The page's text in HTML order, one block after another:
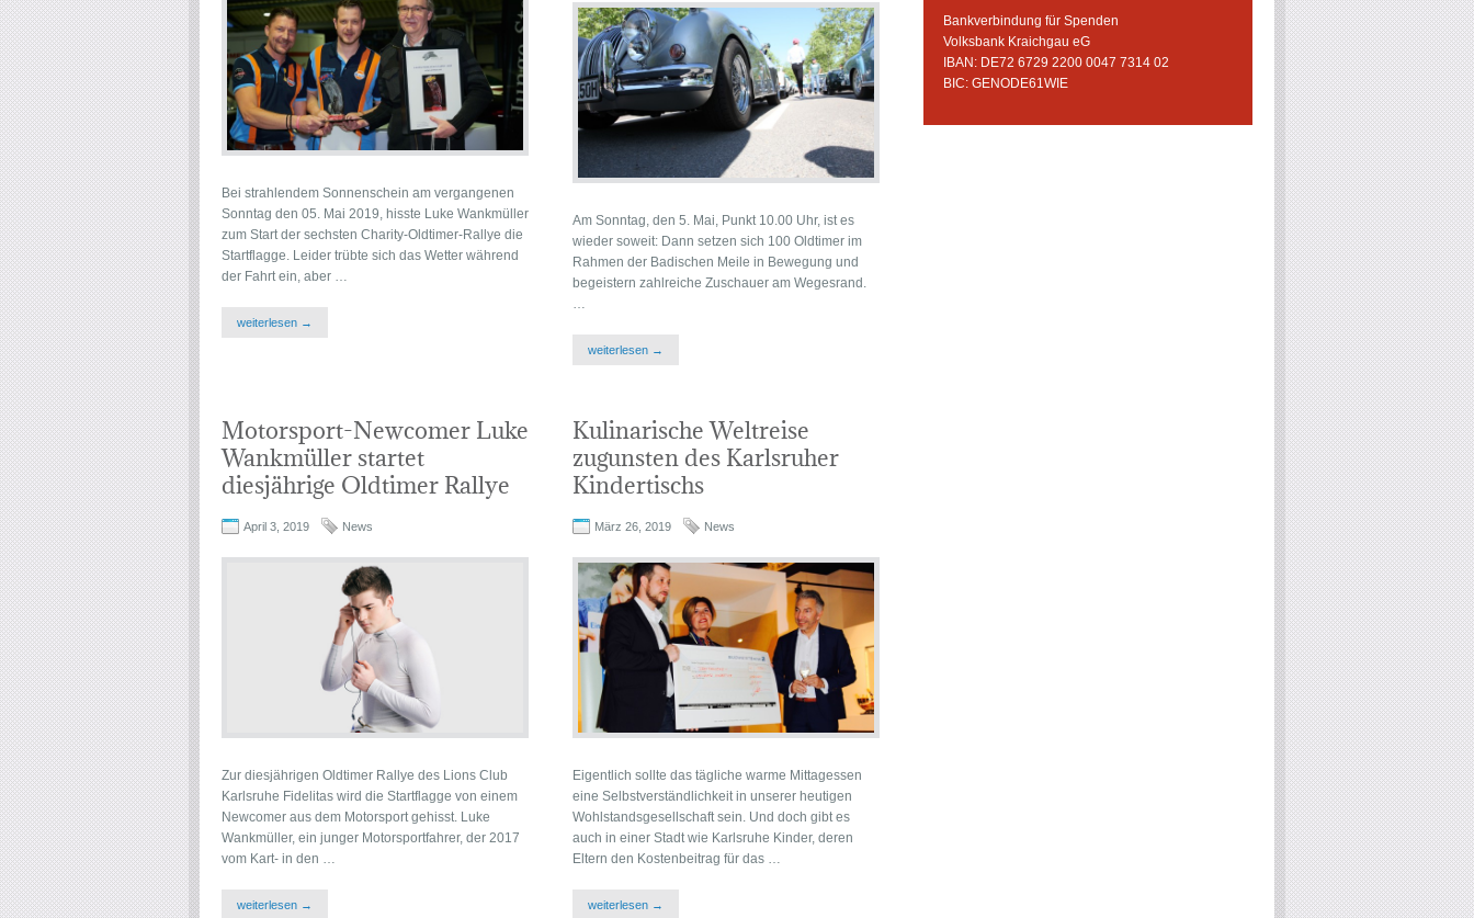
Bei strahlendem Sonnenschein am vergangenen
Sonntag den 05. Mai 2019, hisste Luke Wankmüller
zum Start der sechsten Charity-Oldtimer-Rallye die
Startflagge. Leider trübte sich das Wetter während
der Fahrt ein, aber …
weiterlesen →
Am Sonntag, den 5. Mai, Punkt 10.00 Uhr, ist es
wieder soweit: Dann setzen sich 100 Oldtimer im
Rahmen der Badischen Meile in Bewegung und
begeistern zahlreiche Zuschauer am Wegesrand.
…
weiterlesen →
Motorsport-Newcomer Luke
Wankmüller startet
diesjährige Oldtimer Rallye
April 3, 2019 News
Zur diesjährigen Oldtimer Rallye des Lions Club
Karlsruhe Fidelitas wird die Startflagge von einem
Newcomer aus dem Motorsport gehisst. Luke
Wankmüller, ein junger Motorsportfahrer, der 2017
vom Kart- in den …
weiterlesen →
Kulinarische Weltreise
zugunsten des Karlsruher
Kindertischs
März 26, 2019 News
Eigentlich sollte das tägliche warme Mittagessen
eine Selbstverständlichkeit in unserer heutigen
Wohlstandsgesellschaft sein. Und doch gibt es
auch in einer Stadt wie Karlsruhe Kinder, deren
Eltern den Kostenbeitrag für das …
weiterlesen →
Bankverbindung für Spenden
Volksbank Kraichgau eG
IBAN: DE72 6729 2200 0047 7314 02
BIC: GENODE61WIE